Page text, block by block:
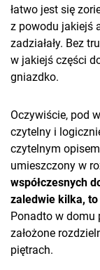
łatwo jest się
z powodu jakiejś
zadziałały. Bez
w jakiejś części
gniazdko.
Oczywiście, pod
czytelny i
czytelnym
umieszczony w
współczesnych
zaledwie kilka,
Ponadto w domu
założone
piętrach.